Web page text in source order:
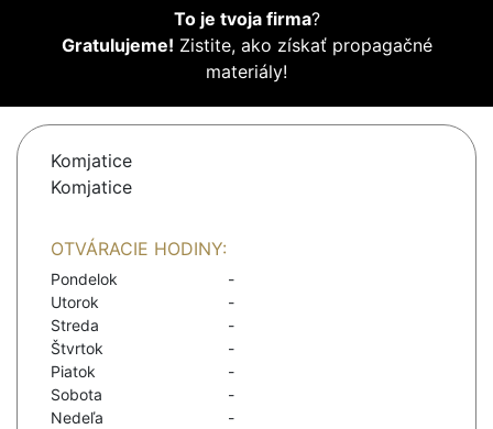
To je tvoja firma?
Gratulujeme! Zistite, ako získať propagačné
materiály!
Komjatice
Komjatice
OTVÁRACIE HODINY:
Pondelok
-
Utorok
-
Streda
-
Štvrtok
-
Piatok
-
Sobota
-
Nedeľa
-